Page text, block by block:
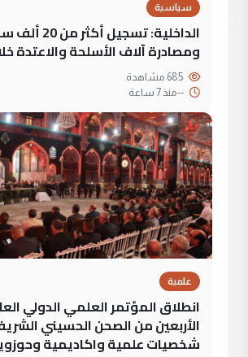
سياسية
الداخلية:
ومصادرة آلاف الأسلحة والاعتدة
--منذ 7 ساعة
علمية
انطلاق المؤتمر العلمي الدولي
الأربعين من الصحن الحسيني
شخصيات علمية واكاديمية